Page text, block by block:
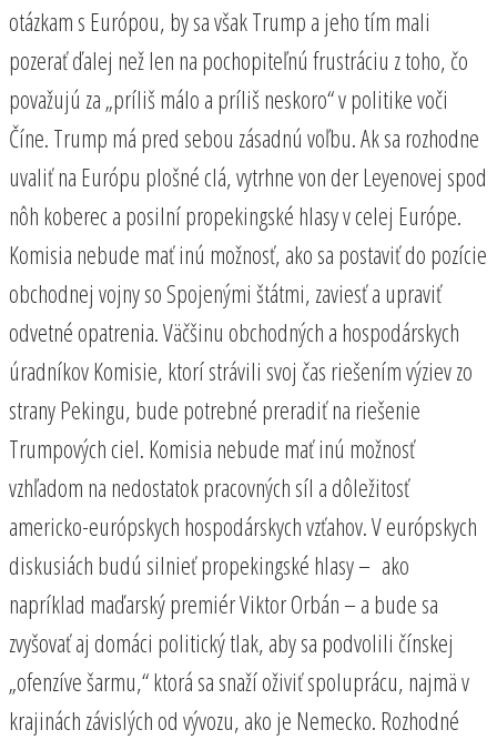
otázkam s Európou, by sa však Trump a jeho tím mali
pozerať ďalej než len na pochopiteľnú frustráciu z toho, čo
považujú za „príliš málo a príliš neskoro“ v politike voči
Číne. Trump má pred sebou zásadnú voľbu. Ak sa rozhodne
uvaliť na Európu plošné clá, vytrhne von der Leyenovej spod
nôh koberec a posilní propekingské hlasy v celej Európe.
Komisia nebude mať inú možnosť, ako sa postaviť do pozície
obchodnej vojny so Spojenými štátmi, zaviesť a upraviť
odvetné opatrenia. Väčšinu obchodných a hospodárskych
úradníkov Komisie, ktorí strávili svoj čas riešením výziev zo
strany Pekingu, bude potrebné preradiť na riešenie
Trumpových ciel. Komisia nebude mať inú možnosť
vzhľadom na nedostatok pracovných síl a dôležitosť
americko-európskych hospodárskych vzťahov. V európskych
diskusiách budú silnieť propekingské hlasy – ako
napríklad maďarský premiér Viktor Orbán – a bude sa
zvyšovať aj domáci politický tlak, aby sa podvolili čínskej
„ofenzíve šarmu,“ ktorá sa snaží oživiť spoluprácu, najmä v
krajinách závislých od vývozu, ako je Nemecko. Rozhodné